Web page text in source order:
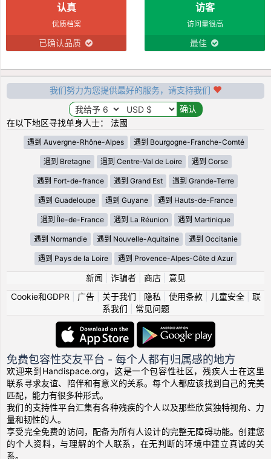
认真
优质档案
已确认品质
访客
访问量很高
最佳
我们努力为您提供最好的服务，请支持我们
在以下地区寻找单身人士： 法國
遇到 Auvergne-Rhône-Alpes 遇到 Bourgogne-Franche-Comté
遇到 Bretagne 遇到 Centre-Val de Loire 遇到 Corse
遇到 Fort-de-france 遇到 Grand Est 遇到 Grande-Terre
遇到 Guadeloupe 遇到 Guyane 遇到 Hauts-de-France
遇到 Île-de-France 遇到 La Réunion 遇到 Martinique
遇到 Normandie 遇到 Nouvelle-Aquitaine 遇到 Occitanie
遇到 Pays de la Loire 遇到 Provence-Alpes-Côte d Azur
新闻 诈骗者| 商店| 意见
Cookie和GDPR
广告| 关于我们 隐私 使用条款| 儿童安全| 联
系我们
常见问题
免费包容性交友平台 - 每个人都有归属感的地方
欢迎来到Handispace.org，这是一个包容性社区，残疾人士在这里
联系寻求友谊、陪伴和有意义的关系。每个人都应该找到自己的完美
匹配，能力有很多种形式。
我们的支持性平台汇集有各种残疾的个人以及那些欣赏独特视角、力
量和韧性的人。
享受完全免费的访问，配备为所有人设计的完整无障碍功能。创建您
的个人资料，与理解的个人联系，在无判断的环境中建立真诚的关
系。